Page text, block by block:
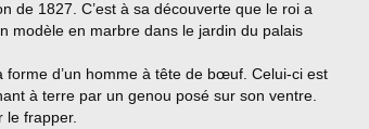
de 1827. C’est à sa découverte que le roi a
modèle en marbre dans le jardin du palais
d’un homme à tête de bœuf. Celui-ci est
à terre par un genou posé sur son ventre.
le frapper.